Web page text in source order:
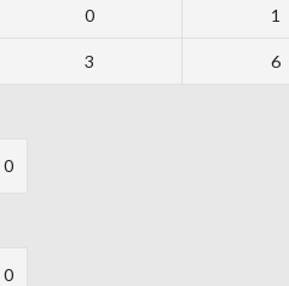
0 1
3 6
0
0